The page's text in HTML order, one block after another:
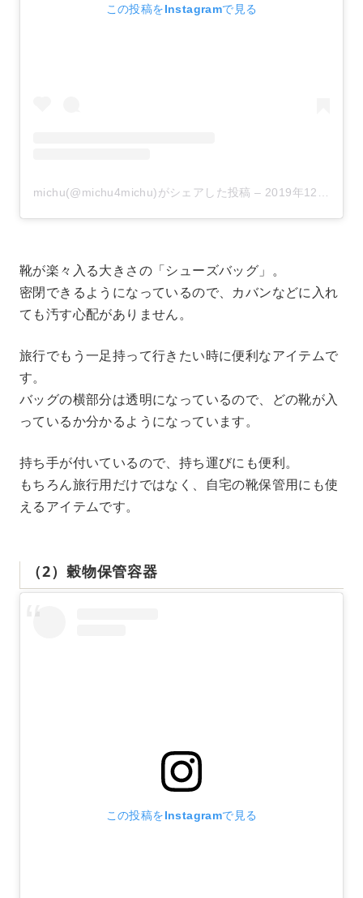
この投稿をInstagramで見る
michu(@michu4michu)がシェアした投稿 – 2019年12月月9日午前4時32分PST
靴が楽々入る大きさの「シューズバッグ」。
密閉できるようになっているので、カバンなどに入れ
ても汚す心配がありません。
旅行でもう一足持って行きたい時に便利なアイテムで
す。
バッグの横部分は透明になっているので、どの靴が入
っているか分かるようになっています。
持ち手が付いているので、持ち運びにも便利。
もちろん旅行用だけではなく、自宅の靴保管用にも使
えるアイテムです。
（2）穀物保管容器
この投稿をInstagramで見る